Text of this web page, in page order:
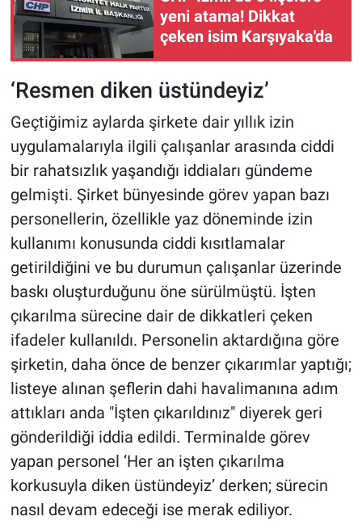
yeni atama! Dikkat
çeken isim Karşıyaka'da
‘Resmen diken üstündeyiz’
Geçtiğimiz aylarda şirkete dair yıllık izin
uygulamalarıyla ilgili çalışanlar arasında ciddi
bir rahatsızlık yaşandığı iddiaları gündeme
gelmişti. Şirket bünyesinde görev yapan bazı
personellerin, özellikle yaz döneminde izin
kullanımı konusunda ciddi kısıtlamalar
getirildiğini ve bu durumun çalışanlar üzerinde
baskı oluşturduğunu öne sürülmüştü. İşten
çıkarılma sürecine dair de dikkatleri çeken
ifadeler kullanıldı. Personelin aktardığına göre
şirketin, daha önce de benzer çıkarımlar yaptığı;
listeye alınan şeflerin dahi havalimanına adım
attıkları anda "İşten çıkarıldınız" diyerek geri
gönderildiği iddia edildi. Terminalde görev
yapan personel ‘Her an işten çıkarılma
korkusuyla diken üstündeyiz’ derken; sürecin
nasıl devam edeceği ise merak ediliyor.